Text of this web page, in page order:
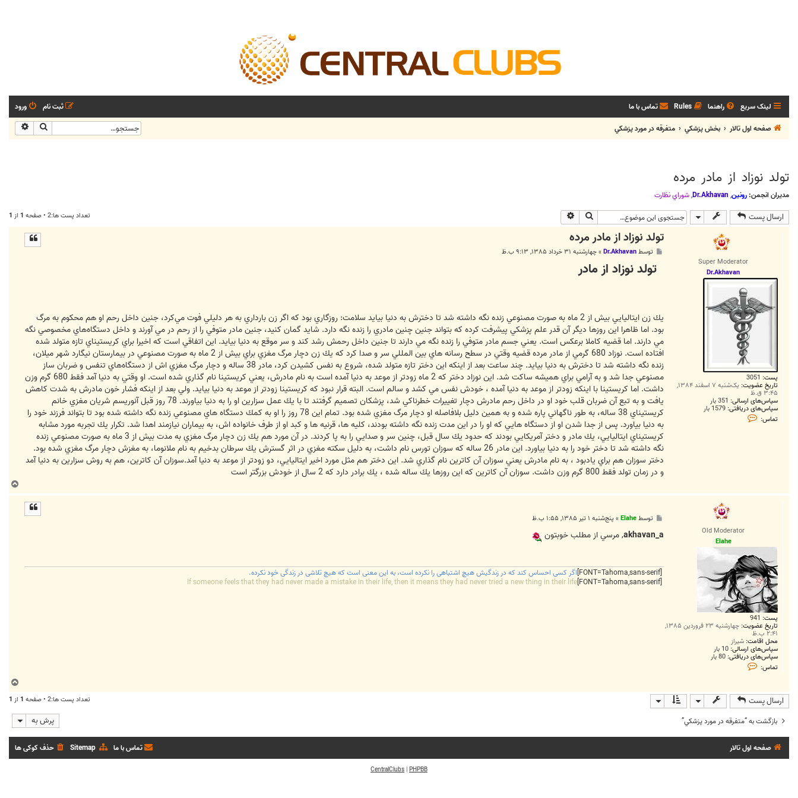
لینک سریع راهنما Rules تماس با ما ورود
ثبت نام
صفحه اول تالار
بخش پزشکي متفرقه در مورد پزشکي جستجو
تولد نوزاد از مادر مرده
مدیران انجمن: رونین,
Dr.Akhavan
,شوراي نظارت
ارسال پست جستجو تعداد پست ها:2 • صفحه 1 از 1
Super Moderator
Dr.Akhavan
پست: 3051
تاریخ عضویت: یک‌شنبه ۷ اسفند ۱۳۸۴,
۳:۴۵ ق.ظ
سپاس‌های ارسالی: 351 بار
سپاس‌های دریافتی: 1579 بار
تماس:
ت
a
تولد نوزاد از مادر مرده
ت
توسطDr.Akhavan
»چهارشنبه ۳۱ خرداد ۱۳۸۵, ۹:۱۳ ب.ظ
تولد نوزاد از مادر
يك زن ايتاليايي بيش از 2 ماه به صورت مصنوعي زنده نگه داشته شد تا دخترش به دنيا بيايد سلامت: روزگاري بود كه اگر زن بارداري به هر دليلي فوت مي‌كرد، جنين داخل رحم او هم محكوم به مرگ
بود. اما ظاهرا اين روزها ديگر آن قدر علم پزشكي پيشرفت كرده كه بتواند جنين چنين مادري را زنده نگه دارد. شايد گمان كنيد، جنين مادر متوفي را از رحم در مي آورند و داخل دستگاه‌هاي مخصوصي نگه
مي دارند. اما قضيه كاملا برعكس است. يعني جسم مادر متوفي را زنده نگه مي دارند تا جنين داخل رحمش رشد كند و سر موقع به دنيا بيايد. اين اتفاقي است كه اخيرا براي كريستيناي تازه متولد شده
افتاده است. نوزاد 680 گرمي از مادر مرده قضيه وقتي در سطح رسانه هاي بين المللي سر و صدا كرد كه يك زن دچار مرگ مغزي براي بيش از 2 ماه به صورت مصنوعي در بيمارستان نيگارد شهر ميلان،
زنده نگه داشته شد تا دخترش به دنيا بيايد. چند ساعت بعد از اينكه اين دختر تازه متولد شده، شروع به نفس كشيدن كرد، مادر 38 ساله و دچار مرگ مغزي اش از دستگاه‌هاي تنفس و ضربان ساز
مصنوعي جدا شد و به آرامي براي هميشه ساكت شد. اين نوزاد دختر كه 2 ماه زودتر از موعد به دنيا آمده است به نام مادرش، يعني كريستينا نام گذاري شده است. او وقتي به دنيا آمد فقط 680 گرم وزن
داشت. اما كريستينا با اينكه زودتر از موعد به دنيا آمده ، خودش نفس مي كشد و سالم است. البته قرار نبود كه كريستينا زودتر از موعد به دنيا بيايد. ولي بعد از اينكه فشار خون مادرش به شدت كاهش
يافت و به تبع آن ضربان قلب خود او در داخل رحم مادرش دچار تغييرات خطرناكي شد، پزشكان تصميم گرفتند تا با يك عمل سزارين او را به دنيا بياورند. 78 روز قبل آنوريسم شريان مغزي خانم
كريستيناي 38 ساله، به طور ناگهاني پاره شده و به همين دليل بلافاصله او دچار مرگ مغزي شده بود. تمام اين 78 روز را او به كمك دستگاه هاي مصنوعي زنده نگه داشته شده بود تا بتواند فرزند خود را
به دنيا بياورد. پس از جدا شدن او از دستگاه هايي كه او را در اين مدت زنده نگه داشته بودند، كليه ها، قرنيه ها و كبد او از طرف خانواده اش، به بيماران نيازمند اهدا شد. تكرار يك تجربه مورد مشابه
كريستيناي ايتاليايي، يك مادر و دختر آمريكايي بودند كه حدود يك سال قبل، چنين سر و صدايي را به پا كردند. در آن مورد هم يك زن دچار مرگ مغزي به مدت بيش از 3 ماه به صورت مصنوعي زنده
نگه داشته شد تا دختر خود را به دنيا بياورد. اين مادر 26 ساله كه سوزان تورس نام داشت، به دليل سكته مغزي در اثر گسترش يك سرطان بدخيم به نام ملانوما، به مغزش دچار مرگ مغزي شده بود.
دختر سوزان هم براي يادبود ، به نام مادرش يعني سوزان آن كاترين نام گذاري شد. اين دختر هم مثل مورد اخير ايتاليايي، دو زودتر از موعد به دنيا آمد.سوزان آن كاترين، هم به روش سزارين به دنيا آمد
و در زمان تولد فقط 800 گرم وزن داشت. سوزان آن كاترين كه اين روزها يك ساله شده ، يك برادر دارد كه 2 سال از خودش بزرگتر است
ا
Old Moderator
Elahe
پست: 941
تاریخ عضویت: چهارشنبه ۲۳ فروردین ۱۳۸۵,
۲:۴۱ ب.ظ
محل اقامت: شیراز
سپاس‌های ارسالی: 10 بار
سپاس‌های دریافتی: 80 بار
تماس:
E
l
a
h
e
ت
توسطElahe
» پنج‌شنبه ۱ تیر ۱۳۸۵, ۱:۵۵ ب.ظ
akhavan_a, مرسي از مطلب خوبتون
[FONT=Tahoma,sans-serif]
اگر کسی احساس کند که در زندگیش هیچ اشتباهی را نکرده است، به این معنی است که هیچ تلاشی در زندگی خود نکرده.
[FONT=Tahoma,sans-serif]
If someone feels that they had never made a mistake in their life, then it means they had never tried a new thing in their life
ا
ارسال پست تعداد پست ها:2 • صفحه 1 از 1
بازگشت به “متفرقه در مورد پزشکي” پرش به
صفحه اول تالار حذف کوکی ها Sitemap تماس با ما
PHPBB
|
CentralClubs